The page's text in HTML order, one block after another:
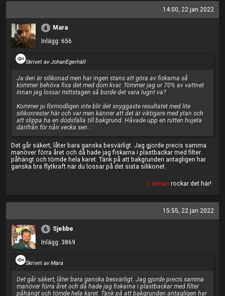
14:00, 22 jan 2022
4
Mara
Inlägg: 656
Skrivet av JohanEgerhäll
Ja den är silikonad men har ingen stans att göra av fiskarna så
kommer behöva fixa det med dom kvar. Tömmer jag ur 70% av vattnet
innan jag lossar mittstagen så borde det vara lugnt va?
Kommer ju förmodligen inte blir det snyggaste resultatet med lite
silikonrester här och var men känner att det är viktigare med ytan och
att slippa ha en dödsfälla till bakgrund. Håvade upp en rutten hujeta
därifrån för nån vecka sen...
Det går säkert, låter bara ganska besvärligt. Jag gjorde precis samma
manöver förra året och då hade jag fiskarna i plastbackar med filter
påhängt och tömde hela karet. Tänk på att bakgrunden antagligen har
ganska bra flytkraft när du lossar på det sista silikonet.
1 annan rockar det här!
15:55, 22 jan 2022
6
Sjebbe
Inlägg: 3869
Skrivet av Mara
Det går säkert, låter bara ganska besvärligt. Jag gjorde precis samma
manöver förra året och då hade jag fiskarna i plastbackar med filter
påhängt och tömde hela karet. Tänk på att bakgrunden antagligen har